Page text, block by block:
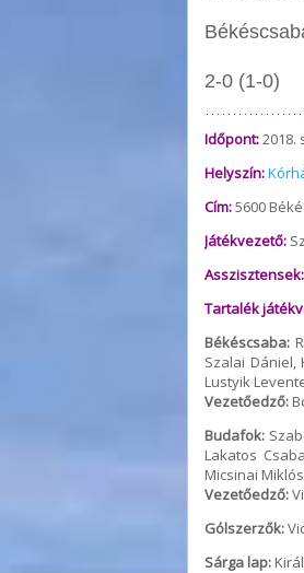
2-0 (1-0)
Időpont:2018.
Helyszín:
Cím:5600
Játékvezető:
Asszisztensek:
Tartalék
Békéscsaba:
Szalai Dániel,
Lustyik
Vezetőedző:
Budafok:
Lakatos
Micsinai
Vezetőedző:
Gólszerzők:
Sárga lap: